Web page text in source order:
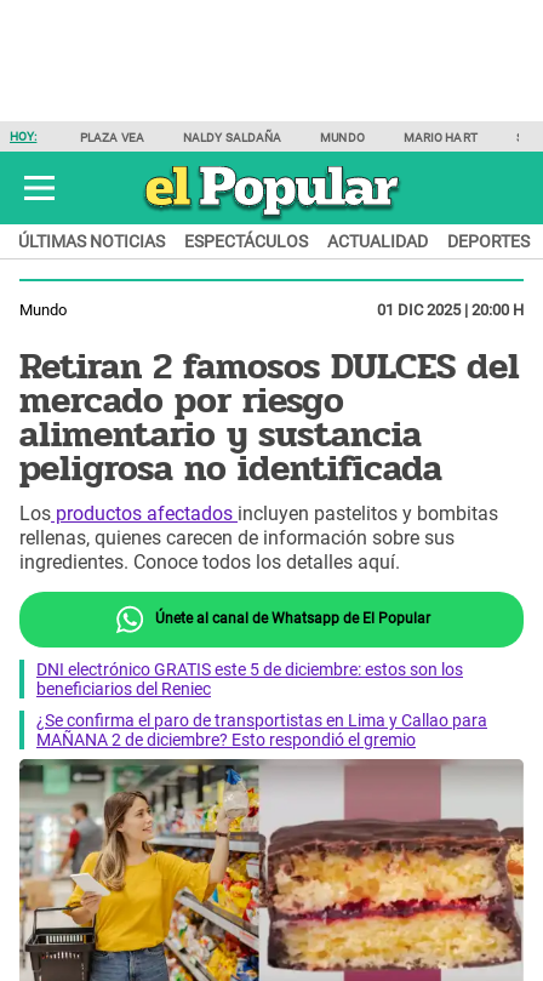
HOY: PLAZA VEA NALDY SALDAÑA MUNDO MARIO HART
ÚLTIMAS NOTICIAS ESPECTÁCULOS ACTUALIDAD DEPORTES
Mundo 01 DIC 2025 | 20:00 H
Retiran 2 famosos DULCES del
mercado por riesgo
alimentario y sustancia
peligrosa no identificada
Los productos afectados incluyen pastelitos y bombitas
rellenas, quienes carecen de información sobre sus
ingredientes. Conoce todos los detalles aquí.
Únete al canal de Whatsapp de El Popular
DNI electrónico GRATIS este 5 de diciembre: estos son los
beneficiarios del Reniec
¿Se confirma el paro de transportistas en Lima y Callao para
MAÑANA 2 de diciembre? Esto respondió el gremio